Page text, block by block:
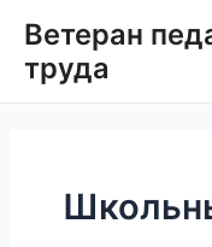
содержимому
Ветеран
труда